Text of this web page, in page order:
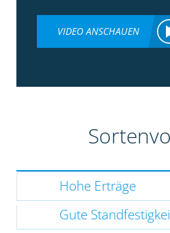
VIDEO ANSCHAUEN
Hohe Erträge
Gute